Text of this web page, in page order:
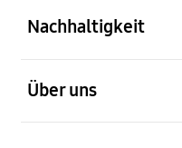
Nachhaltigkeit
Über uns